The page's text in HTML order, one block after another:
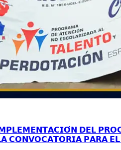
𝗗𝗘𝗟
𝗖𝗢𝗡𝗩𝗢𝗖𝗔𝗧𝗢𝗥𝗜𝗔 𝗣𝗔𝗥𝗔